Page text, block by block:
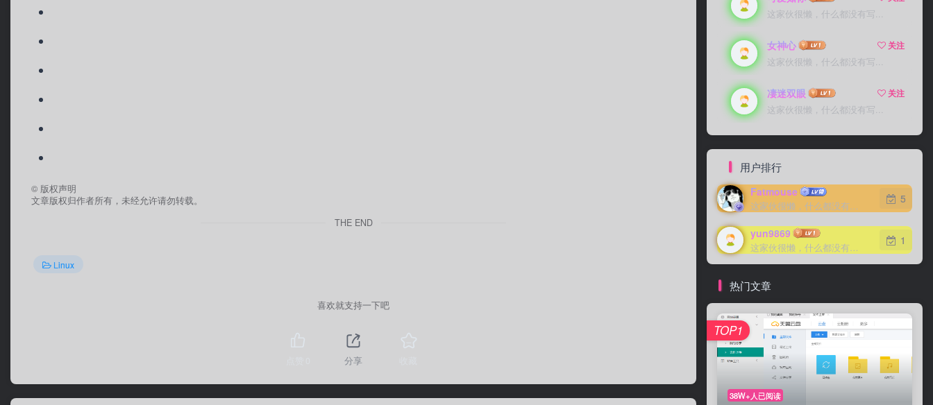
© 版权声明
文章版权归作者所有，未经允许请勿转载。
THE END
Linux
喜欢就支持一下吧
分享
这家伙很懒，什么都没有写...
女神心
关注
这家伙很懒，什么都没有写...
凄迷双眼
关注
这家伙很懒，什么都没有写...
用户排行
Fatmouse
这家伙很懒，什么都没有写...
5
yun9869
这家伙很懒，什么都没有写...
1
热门文章
38W+人已阅读
TOP1